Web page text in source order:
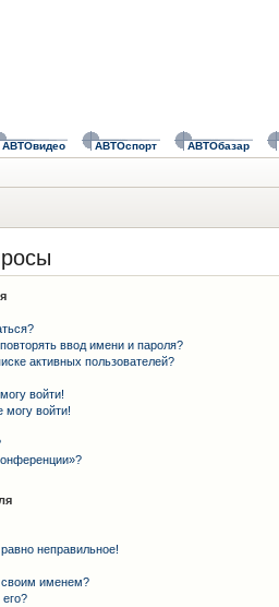
АВТОвидео АВТОспорт АВТОбазар
ввод имени и пароля?
активных пользователей?
войти!
могу войти!
неправильное!
своим именем?